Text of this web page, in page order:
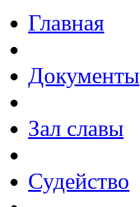
Главная
Документы
Зал славы
Судейство